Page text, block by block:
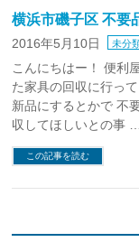
横浜市磯子区 不要
2016年5月10日 未分
こんにちはー！ 便利
た家具の回収に行っ
新品にするとかで 不
収してほしいとの事 …
この記事を読む